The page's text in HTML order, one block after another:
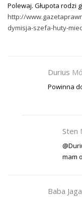
Polewaj. Głupota rodzi
http://
dymisja-szefa-huty-
Durius
Powinna
Sten
mam
Baba Jaga